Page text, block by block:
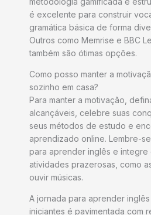
é excelente para construir
gramática básica de forma
Outros como Memrise e BBC
também são ótimas opções.
Como posso manter a
sozinho em casa?
Para manter a motivação,
alcançáveis, celebre suas
seus métodos de estudo e
aprendizado online. Lembre-
para aprender inglês e integre
atividades prazerosas, como
ouvir músicas.
A jornada para aprender
iniciantes é pavimentada com